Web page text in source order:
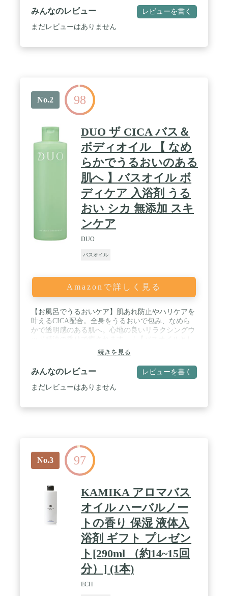
みんなのレビュー レビューを書く
まだレビューはありません
No.2 98
DUO ザ CICA バス＆
ボディオイル 【 なめ
らかでうるおいのある
肌へ 】バスオイル ボ
ディケア 入浴剤 うる
おい シカ 無添加 スキ
ンケア
DUO
バスオイル
Amazonで詳しく見る
【お風呂でうるおいケア】肌あれ防止やハリケアを
叶えるCICA配合。全身をうるおいで包み、なめら
かで透明感のある肌へ。心地の良いリラクシングウ
て】お湯を張った浴槽（約200L）に適量（約20ｍ
L）を入れ、よくかき混ぜてから入浴してくださ
い。（混ざると乳白色になります） / 【ボディオイ
ルとして】適量を手に取り、濡れた肌に伸ばしてく
ださい。下から上に流すようにゆっくりマッサージ
続きを見る
みんなのレビュー レビューを書く
まだレビューはありません
No.3 97
KAMIKA アロマバス
オイル ハーバルノー
トの香り 保湿 液体入
浴剤 ギフト プレゼン
ト[290ml （約14~15回
分）] (1本)
ECH